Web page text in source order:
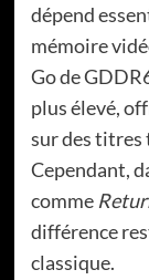
dépend
mémoire
Go de
plus élevé,
sur des titres
Cependant,
comme
différence
classique.